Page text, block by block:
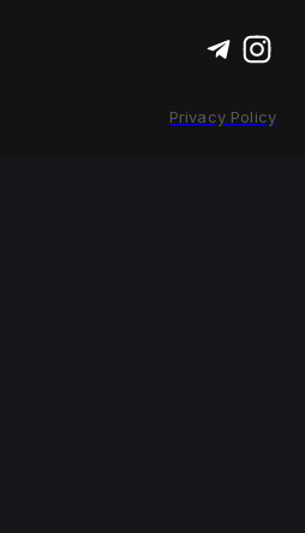
Privacy Policy